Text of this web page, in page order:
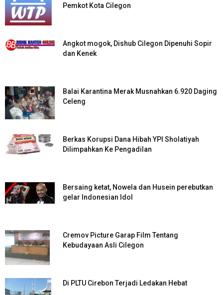
Pemkot Kota Cilegon
Angkot mogok, Dishub Cilegon Dipenuhi Sopir
dan Kenek
Balai Karantina Merak Musnahkan 6.920 Daging
Celeng
Berkas Korupsi Dana Hibah YPI Sholatiyah
Dilimpahkan Ke Pengadilan
Bersaing ketat, Nowela dan Husein perebutkan
gelar Indonesian Idol
Cremov Picture Garap Film Tentang
Kebudayaan Asli Cilegon
Di PLTU Cirebon Terjadi Ledakan Hebat